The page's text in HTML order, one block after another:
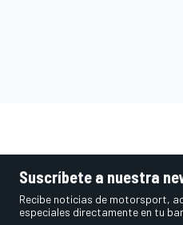
Suscríbete a nuestra
Recibe noticias de motorsport,
especiales directamente en tu